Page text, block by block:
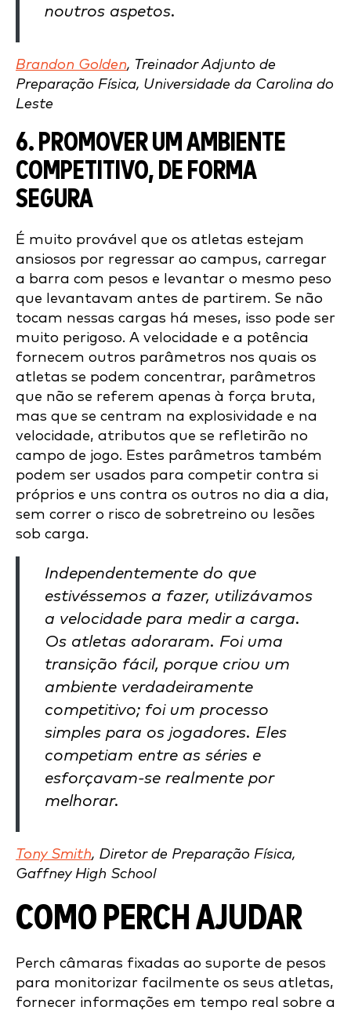
noutros aspetos.
Brandon Golden, Treinador Adjunto de
Preparação Física, Universidade da Carolina do
Leste
6. PROMOVER UM AMBIENTE
COMPETITIVO, DE FORMA
SEGURA
É muito provável que os atletas estejam
ansiosos por regressar ao campus, carregar
a barra com pesos e levantar o mesmo peso
que levantavam antes de partirem. Se não
tocam nessas cargas há meses, isso pode ser
muito perigoso. A velocidade e a potência
fornecem outros parâmetros nos quais os
atletas se podem concentrar, parâmetros
que não se referem apenas à força bruta,
mas que se centram na explosividade e na
velocidade, atributos que se refletirão no
campo de jogo. Estes parâmetros também
podem ser usados para competir contra si
próprios e uns contra os outros no dia a dia,
sem correr o risco de sobretreino ou lesões
sob carga.
Independentemente do que
estivéssemos a fazer, utilizávamos
a velocidade para medir a carga.
Os atletas adoraram. Foi uma
transição fácil, porque criou um
ambiente verdadeiramente
competitivo; foi um processo
simples para os jogadores. Eles
competiam entre as séries e
esforçavam-se realmente por
melhorar.
Tony Smith, Diretor de Preparação Física,
Gaffney High School
COMO PERCH AJUDAR
Perch câmaras fixadas ao suporte de pesos
para monitorizar facilmente os seus atletas,
fornecer informações em tempo real sobre a